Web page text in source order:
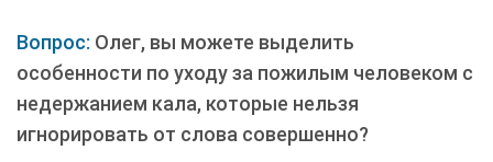
Вопрос: Олег, вы можете выделить
особенности по уходу за пожилым человеком с
недержанием кала, которые нельзя
игнорировать от слова совершенно?